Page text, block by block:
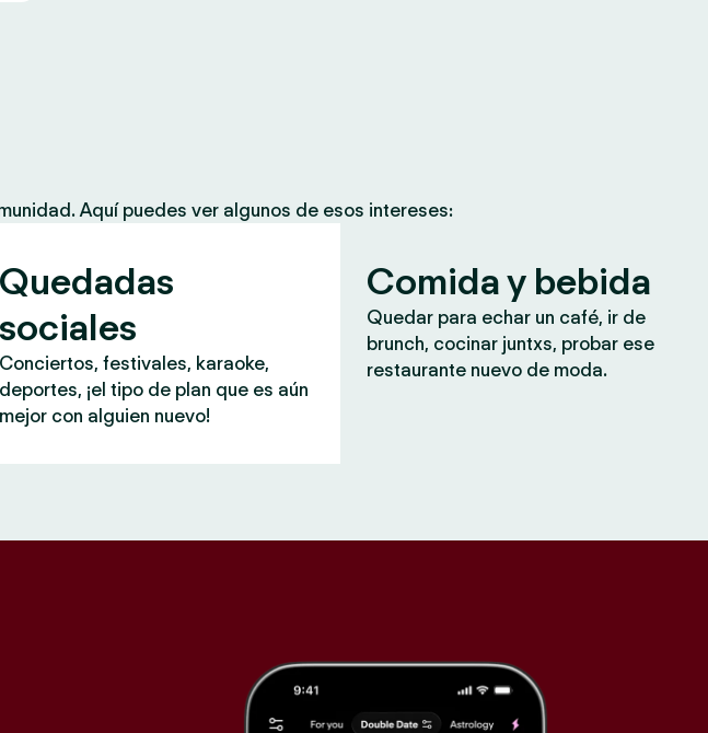
Aquí puedes ver algunos de esos intereses:
Quedadas
sociales
Conciertos, festivales, karaoke,
deportes, ¡el tipo de plan que es aún
mejor con alguien nuevo!
Comida y bebida
Quedar para echar un café, ir de
brunch, cocinar juntxs, probar ese
restaurante nuevo de moda.